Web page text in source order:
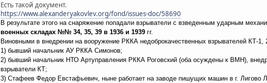
Есть такой документ.
https://www.alexanderyakovlev.org/fond/issues-doc/58690
В результате этого на снаряжение попадали взрыватели с взведенным ударным
военных складах №№ 34, 35, 39 в 1936 и 1939 гг.
Виновными в внедрении на вооружение РККА недоброкачественных взрывателей КТ-1,
1) бывший начальник АУ РККА Симонов;
2) бывший начальник НТО Артуправления РККА Роговский (оба осуждены к ВМН),
взрыватели КТ;
3) Стафеев Федор Евстафьевич, ныне работает на заводе пишущих машин в г. Лигово